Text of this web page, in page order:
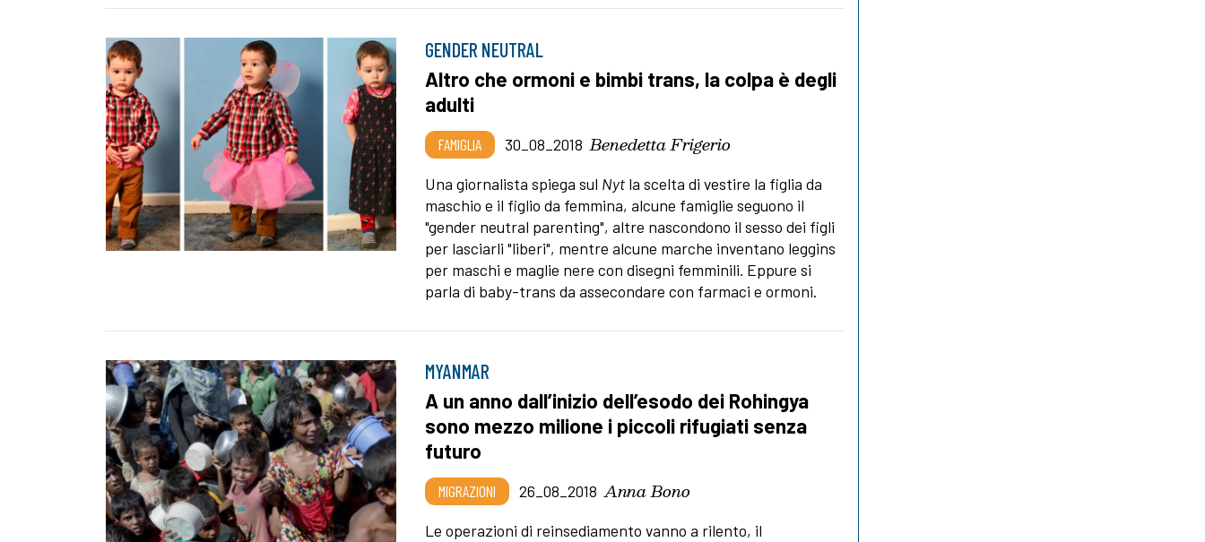
GENDER NEUTRAL
Altro che ormoni e bimbi trans, la colpa è degli
adulti
FAMIGLIA 30_08_2018 Benedetta Frigerio
Una giornalista spiega sul Nyt la scelta di vestire la figlia da
maschio e il figlio da femmina, alcune famiglie seguono il
"gender neutral parenting", altre nascondono il sesso dei figli
per lasciarli "liberi", mentre alcune marche inventano leggins
per maschi e maglie nere con disegni femminili. Eppure si
parla di baby-trans da assecondare con farmaci e ormoni.
MYANMAR
A un anno dall’inizio dell’esodo dei Rohingya
sono mezzo milione i piccoli rifugiati senza
futuro
MIGRAZIONI 26_08_2018 Anna Bono
Le operazioni di reinsediamento vanno a rilento, il